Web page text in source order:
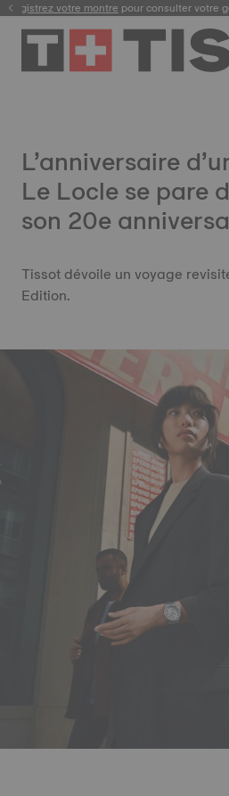
votre montre pour consulter votre
L’anniversaire
Le Locle se pare
son 20e
Tissot dévoile un voyage
Edition.